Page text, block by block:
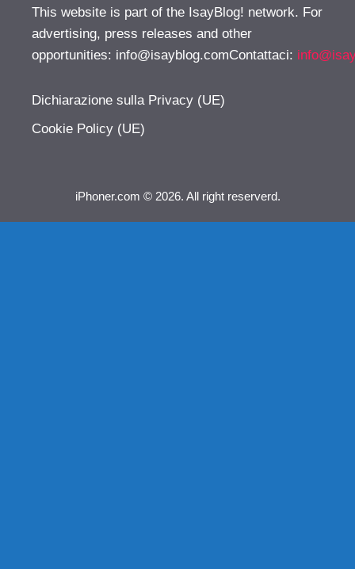
This website is part of the IsayBlog! network. For
advertising, press releases and other
opportunities: info@isayblog.comContattaci:
Dichiarazione sulla Privacy (UE)
Cookie Policy (UE)
iPhoner.com © 2026. All right reserverd.